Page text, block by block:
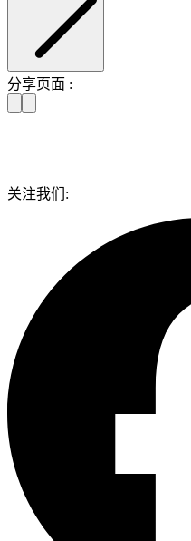
分享页面 :
关注我们: